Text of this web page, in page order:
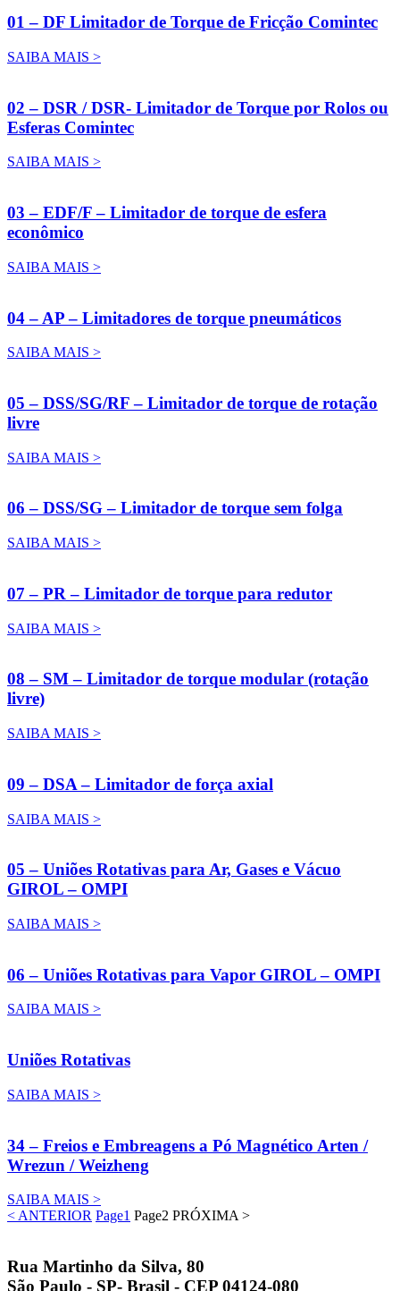
01 – DF Limitador de Torque de Fricção Comintec
SAIBA MAIS >
02 – DSR / DSR- Limitador de Torque por Rolos ou
Esferas Comintec
SAIBA MAIS >
03 – EDF/F – Limitador de torque de esfera
econômico
SAIBA MAIS >
04 – AP – Limitadores de torque pneumáticos
SAIBA MAIS >
05 – DSS/SG/RF – Limitador de torque de rotação
livre
SAIBA MAIS >
06 – DSS/SG – Limitador de torque sem folga
SAIBA MAIS >
07 – PR – Limitador de torque para redutor
SAIBA MAIS >
08 – SM – Limitador de torque modular (rotação
livre)
SAIBA MAIS >
09 – DSA – Limitador de força axial
SAIBA MAIS >
05 – Uniões Rotativas para Ar, Gases e Vácuo
GIROL – OMPI
SAIBA MAIS >
06 – Uniões Rotativas para Vapor GIROL – OMPI
SAIBA MAIS >
Uniões Rotativas
SAIBA MAIS >
34 – Freios e Embreagens a Pó Magnético Arten /
Wrezun / Weizheng
SAIBA MAIS >
< ANTERIOR Page1 Page2 PRÓXIMA >
Rua Martinho da Silva, 80
São Paulo - SP- Brasil - CEP 04124-080